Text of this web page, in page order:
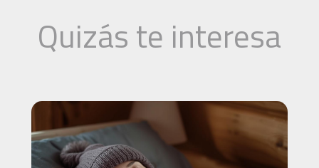
Quizás te interesa